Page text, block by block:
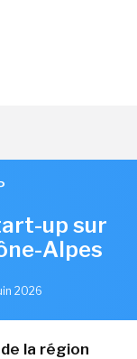
up sur
Alpes
2026
la région